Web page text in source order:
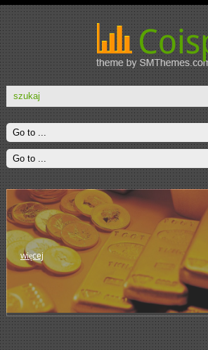
więcej